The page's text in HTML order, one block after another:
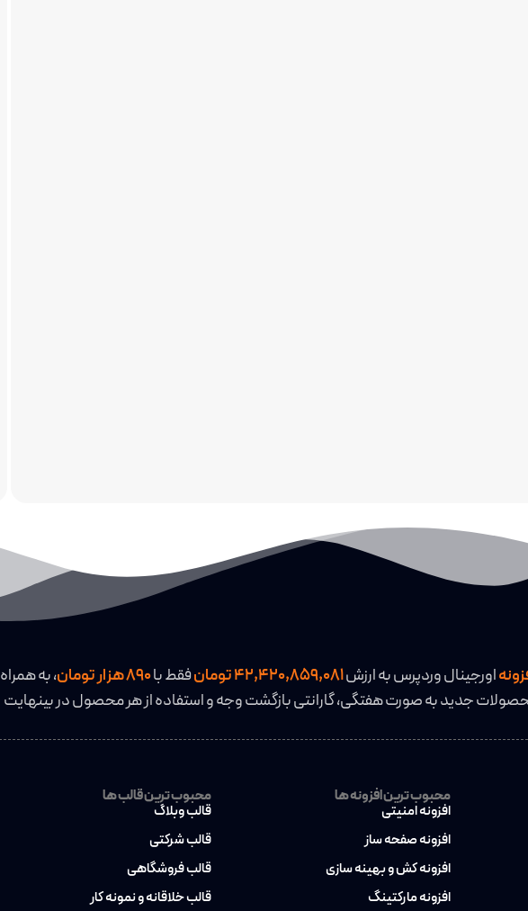
اورجینال وردپرس به ارزش42,420,859,081 تومان فقط با
، به همراه
جدید به صورت هفتگی، گارانتی بازگشت وجه و استفاده از هر محصول در بینهایت
محبوب ترین افزونه ها
افزونه امنیتی
افزونه صفحه ساز
افزونه کش و بهینه سازی
افزونه مارکتینگ
محبوب ترین قالب ها
قالب وبلاگ
قالب شرکتی
قالب فروشگاهی
قالب خلاقانه و نمونه کار